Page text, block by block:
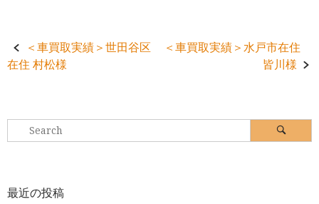
Post
navigation
＜車買取実績＞世田谷区
在住 村松様
＜車買取実績＞水戸市在住
皆川様
Search
for:
最近の投稿